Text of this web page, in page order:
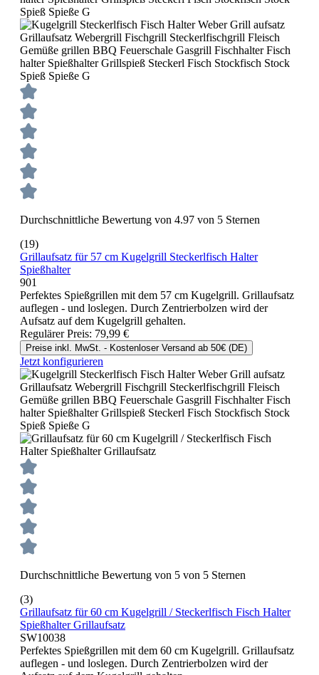
Durchschnittliche Bewertung von 4.97 von 5 Sternen
(19)
Grillaufsatz für 57 cm Kugelgrill Steckerlfisch Halter
Spießhalter
901
Perfektes Spießgrillen mit dem 57 cm Kugelgrill. Grillaufsatz
auflegen - und loslegen. Durch Zentrierbolzen wird der
Aufsatz auf dem Kugelgrill gehalten.
Regulärer Preis: 79,99 €
Preise inkl. MwSt. - Kostenloser Versand ab 50€ (DE)
Jetzt konfigurieren
Durchschnittliche Bewertung von 5 von 5 Sternen
(3)
Grillaufsatz für 60 cm Kugelgrill / Steckerlfisch Fisch Halter
Spießhalter Grillaufsatz
SW10038
Perfektes Spießgrillen mit dem 60 cm Kugelgrill. Grillaufsatz
auflegen - und loslegen. Durch Zentrierbolzen wird der